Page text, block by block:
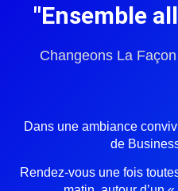
"Ensemble
Changeons La
Dans une ambiance
de
Rendez-vous une fois